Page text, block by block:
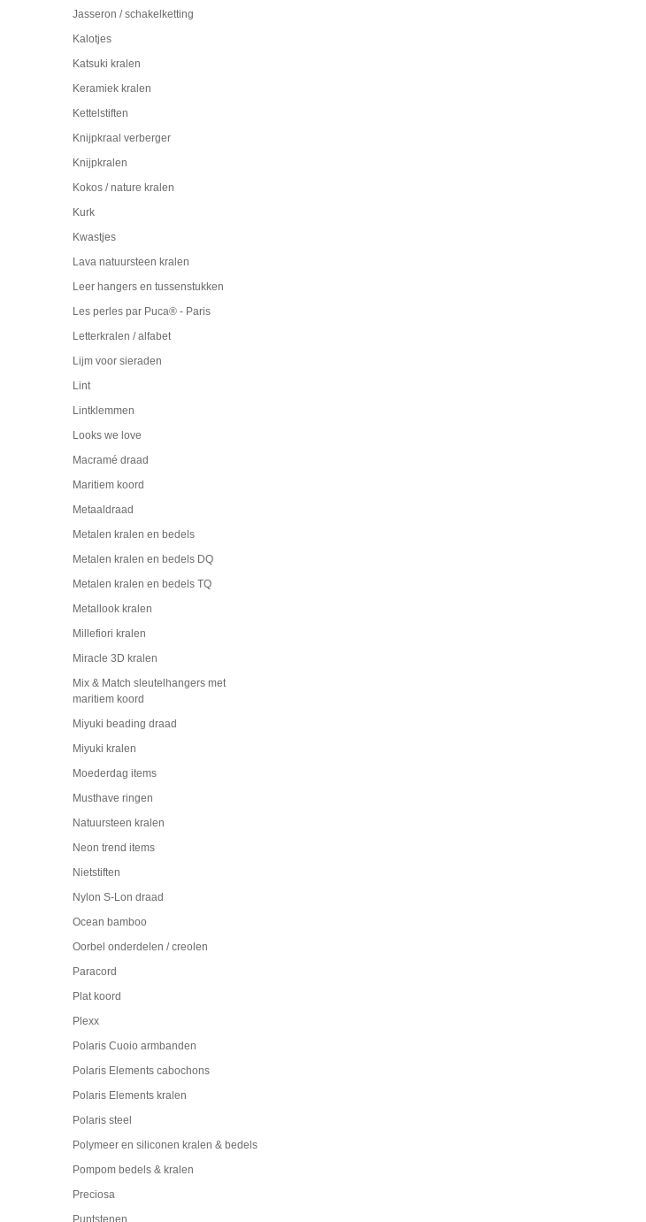
Jasseron / schakelketting
Kalotjes
Katsuki kralen
Keramiek kralen
Kettelstiften
Knijpkraal verberger
Knijpkralen
Kokos / nature kralen
Kurk
Kwastjes
Lava natuursteen kralen
Leer hangers en tussenstukken
Les perles par Puca® - Paris
Letterkralen / alfabet
Lijm voor sieraden
Lint
Lintklemmen
Looks we love
Macramé draad
Maritiem koord
Metaaldraad
Metalen kralen en bedels
Metalen kralen en bedels DQ
Metalen kralen en bedels TQ
Metallook kralen
Millefiori kralen
Miracle 3D kralen
Mix & Match sleutelhangers met
maritiem koord
Miyuki beading draad
Miyuki kralen
Moederdag items
Musthave ringen
Natuursteen kralen
Neon trend items
Nietstiften
Nylon S-Lon draad
Ocean bamboo
Oorbel onderdelen / creolen
Paracord
Plat koord
Plexx
Polaris Cuoio armbanden
Polaris Elements cabochons
Polaris Elements kralen
Polaris steel
Polymeer en siliconen kralen & bedels
Pompom bedels & kralen
Preciosa
Puntstenen